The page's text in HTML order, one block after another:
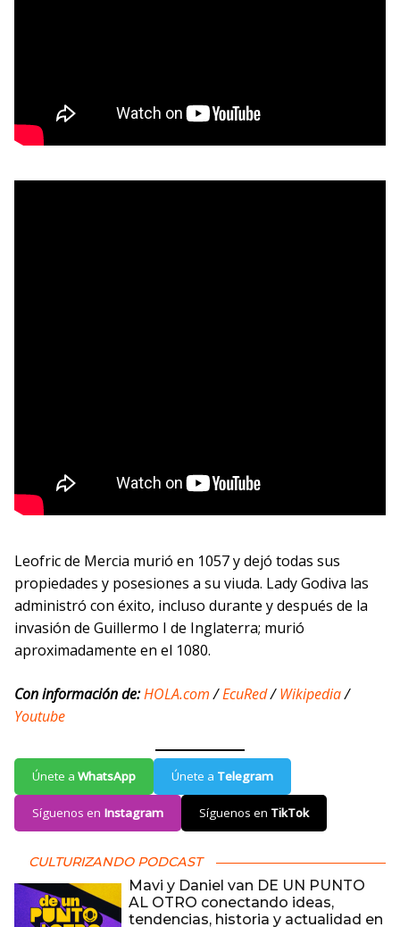
Leofric de Mercia murió en 1057 y dejó todas sus
propiedades y posesiones a su viuda. Lady Godiva las
administró con éxito, incluso durante y después de la
invasión de Guillermo I de Inglaterra; murió
aproximadamente en el 1080.
Con información de:HOLA.com/EcuRed/Wikipedia/
Youtube
Únete a WhatsApp Únete a Telegram
Síguenos en Instagram Síguenos en TikTok
CULTURIZANDO PODCAST
Mavi y Daniel van DE UN PUNTO
AL OTRO conectando ideas,
tendencias, historia y actualidad en